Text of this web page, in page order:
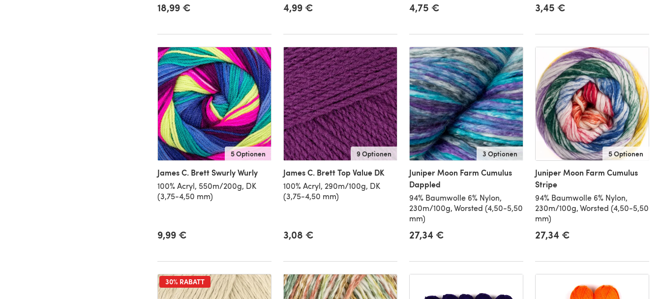
18,99 € 4,99 € 4,75 € 3,45 €
5 Optionen
James C. Brett Swurly Wurly
100% Acryl, 550m/200g, DK
(3,75-4,50 mm)
9,99 €
9 Optionen
James C. Brett Top Value DK
100% Acryl, 290m/100g, DK
(3,75-4,50 mm)
3,08 €
3 Optionen
Juniper Moon Farm Cumulus
Dappled
94% Baumwolle 6% Nylon,
230m/100g, Worsted (4,50-5,50
mm)
27,34 €
5 Optionen
Juniper Moon Farm Cumulus
Stripe
94% Baumwolle 6% Nylon,
230m/100g, Worsted (4,50-5,50
mm)
27,34 €
30% RABATT